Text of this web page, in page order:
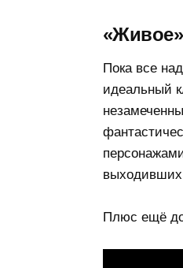
Пока все
идеальный
Плюс ещё